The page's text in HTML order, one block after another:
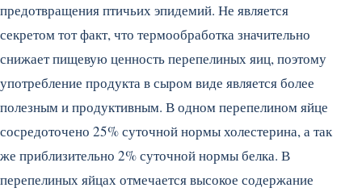
предотвращения птичьих эпидемий. Не является
секретом тот факт, что термообработка значительно
снижает пищевую ценность перепелиных яиц, поэтому
употребление продукта в сыром виде является более
полезным и продуктивным. В одном перепелином яйце
сосредоточено 25% суточной нормы холестерина, а так
же приблизительно 2% суточной нормы белка. В
перепелиных яйцах отмечается высокое содержание